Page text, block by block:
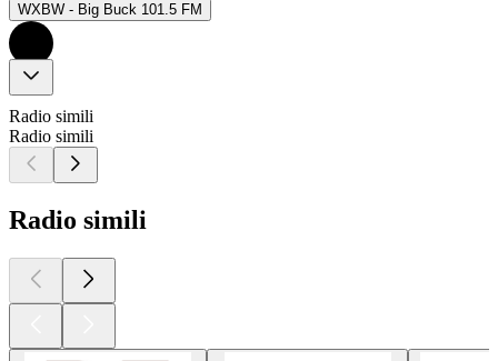
WXBW - Big Buck 101.5 FM
Radio simili
Radio simili
Radio simili